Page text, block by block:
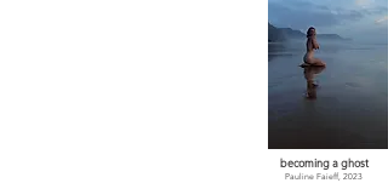
becoming a ghost
Pauline Faieff, 2023